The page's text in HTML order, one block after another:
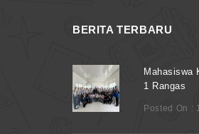
BERITA TERBARU
Mahasiswa
1 Rangas
Posted On :